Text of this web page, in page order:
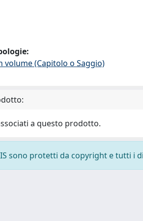
volume (Capitolo o Saggio)
a questo prodotto.
sono protetti da copyright e tutti i